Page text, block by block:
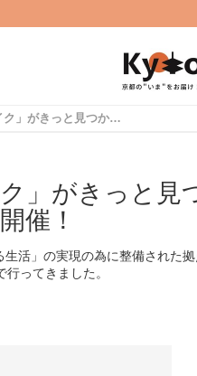
あなたの「ラブ・ライク」がきっと見つかる『LaLaマルシェvol2』開催！
」がきっと見
催！
活」の実現の為に整備された
ってきました。